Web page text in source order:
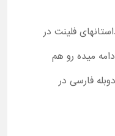
فلینت در
میده رو هم
فارسی در